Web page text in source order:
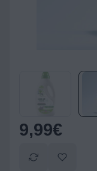
9,99€